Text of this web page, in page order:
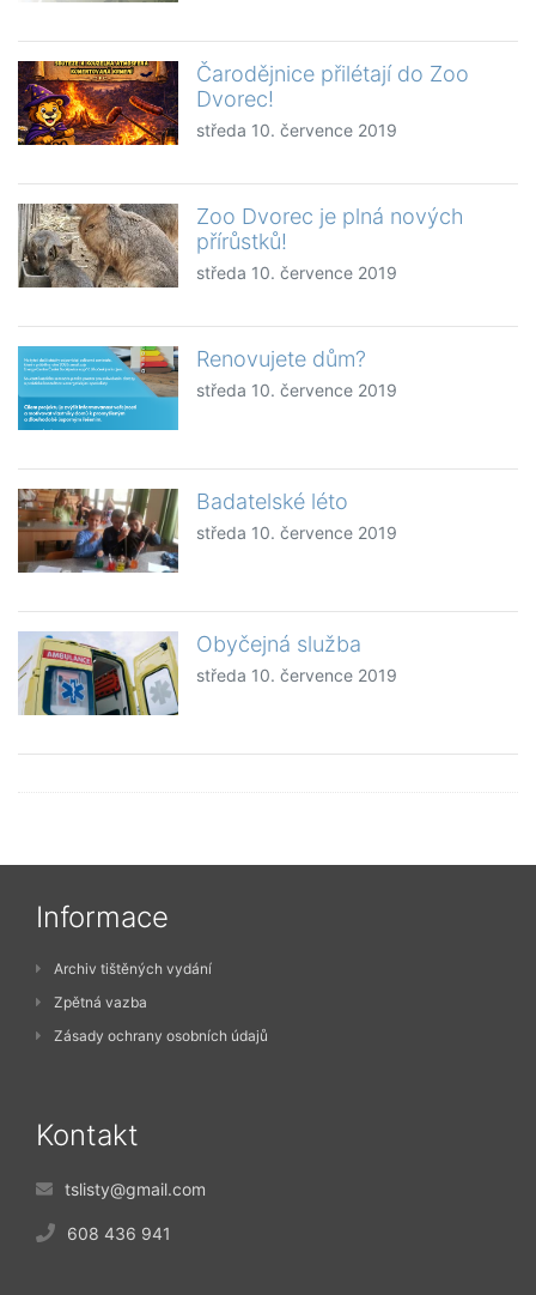
Čarodějnice přilétají do Zoo
Dvorec!
středa 10. července 2019
Zoo Dvorec je plná nových
přírůstků!
středa 10. července 2019
Renovujete dům?
středa 10. července 2019
Badatelské léto
středa 10. července 2019
Obyčejná služba
středa 10. července 2019
Informace
Archiv tištěných vydání
Zpětná vazba
Zásady ochrany osobních údajů
Kontakt
tslisty@gmail.com
608 436 941